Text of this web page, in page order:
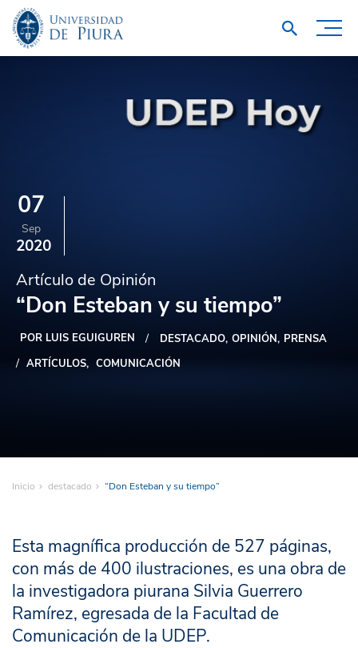
07
Sep
2020
Artículo de Opinión
“Don Esteban y su tiempo”
POR LUIS EGUIGUREN DESTACADO OPINIÓN PRENSA
ARTÍCULOS
COMUNICACIÓN
Inicio destacado “Don Esteban y su tiempo”
Esta magnífica producción de 527 páginas,
con más de 400 ilustraciones, es una obra de
la investigadora piurana Silvia Guerrero
Ramírez, egresada de la Facultad de
Comunicación de la UDEP.